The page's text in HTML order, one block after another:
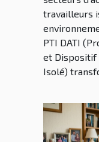
travailleurs
PTI DATI
et Dispositif
Isolé)